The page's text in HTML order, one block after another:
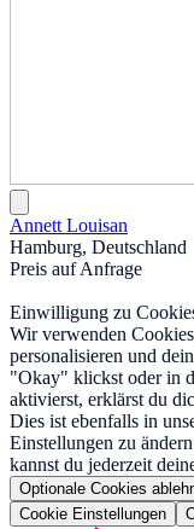
Annett Louisan
Hamburg, Deutschland
Preis auf Anfrage
Einwilligung zu
Wir verwenden
personalisieren und
"Okay" klickst oder in
aktivierst, erklärst du
Dies ist ebenfalls in
Einstellungen zu
kannst du jederzeit
Optionale Cookies
Cookie Einstellungen